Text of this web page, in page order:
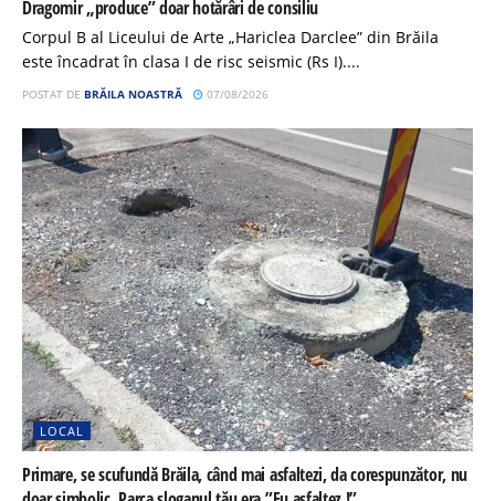
Dragomir „produce” doar hotărâri de consiliu
Corpul B al Liceului de Arte „Hariclea Darclee” din Brăila
este încadrat în clasa I de risc seismic (Rs I)....
POSTAT DE BRĂILA NOASTRĂ 07/08/2026
LOCAL
Primare, se scufundă Brăila, când mai asfaltezi, da corespunzător, nu